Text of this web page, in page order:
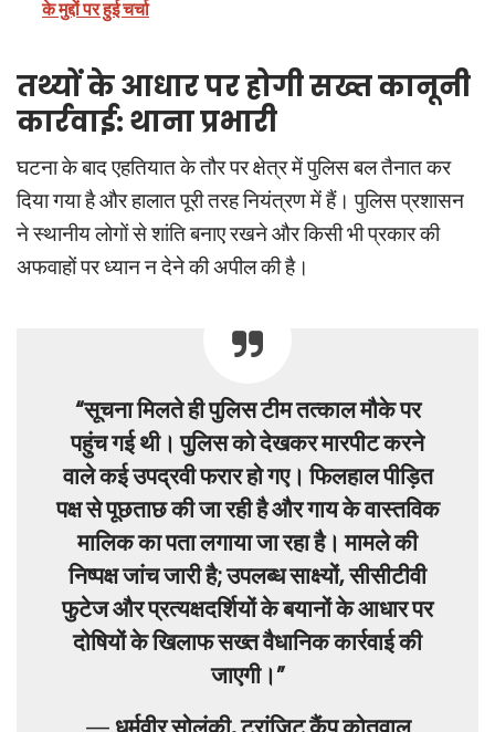
के मुद्दों पर हुई चर्चा
तथ्यों के आधार पर होगी सख्त कानूनी
कार्रवाई: थाना प्रभारी
घटना के बाद एहतियात के तौर पर क्षेत्र में पुलिस बल तैनात कर
दिया गया है और हालात पूरी तरह नियंत्रण में हैं। पुलिस प्रशासन
ने स्थानीय लोगों से शांति बनाए रखने और किसी भी प्रकार की
अफवाहों पर ध्यान न देने की अपील की है।
“सूचना मिलते ही पुलिस टीम तत्काल मौके पर
पहुंच गई थी। पुलिस को देखकर मारपीट करने
वाले कई उपद्रवी फरार हो गए। फिलहाल पीड़ित
पक्ष से पूछताछ की जा रही है और गाय के वास्तविक
मालिक का पता लगाया जा रहा है। मामले की
निष्पक्ष जांच जारी है; उपलब्ध साक्ष्यों, सीसीटीवी
फुटेज और प्रत्यक्षदर्शियों के बयानों के आधार पर
दोषियों के खिलाफ सख्त वैधानिक कार्रवाई की
जाएगी।”